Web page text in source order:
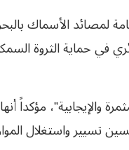
لمصائد الأسماك
في حماية الثروة
والإيجابية”،
تسيير واستغلال